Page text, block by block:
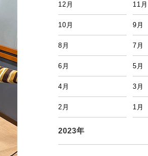
12月 11月
10月 9月
8月 7月
6月 5月
4月 3月
2月 1月
2023年